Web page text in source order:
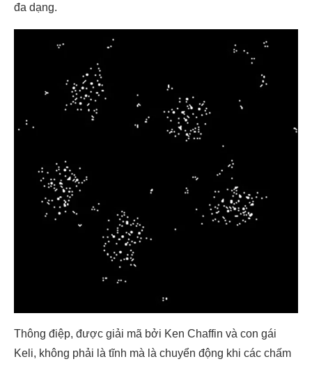
đa dạng.
Thông điệp, được giải mã bởi Ken Chaffin và con gái
Keli, không phải là tĩnh mà là chuyển động khi các chấm